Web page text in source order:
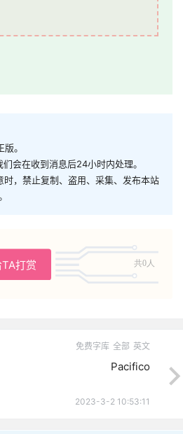
。
会在收到消息后24小时内处理。
，禁止复制、盗用、采集、发布本站
打赏 共0人
免费字库 全部 英文
Pacifico
2023-3-2 10:53:11